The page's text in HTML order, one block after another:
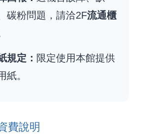
碳粉問題，請洽2F流通櫃
規定： 限定使用本館提供
紙。
費說明